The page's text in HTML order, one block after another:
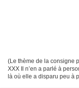
(Le thème de la consigne
XXX Il n’en a parlé à
là où elle a disparu peu à